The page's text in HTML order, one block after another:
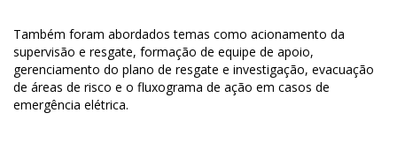
Também foram abordados temas como acionamento da
supervisão e resgate, formação de equipe de apoio,
gerenciamento do plano de resgate e investigação, evacuação
de áreas de risco e o fluxograma de ação em casos de
emergência elétrica.